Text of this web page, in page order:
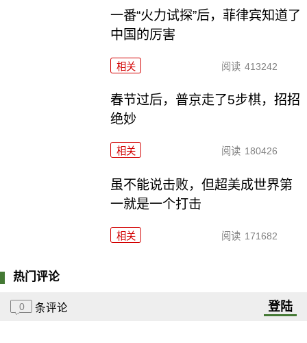
一番“火力试探”后，菲律宾知道了
中国的厉害
相关 阅读 413242
春节过后，普京走了5步棋，招招
绝妙
相关 阅读 180426
虽不能说击败，但超美成世界第
一就是一个打击
相关 阅读 171682
热门评论
0 条评论 登陆